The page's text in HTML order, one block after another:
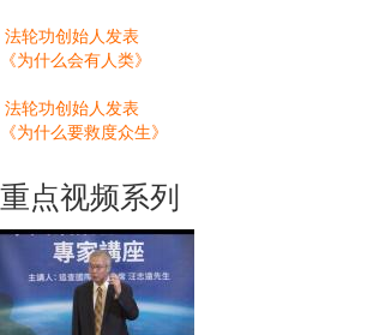
法轮功创始人发表
《为什么会有人类》
法轮功创始人发表
《为什么要救度众生》
重点视频系列